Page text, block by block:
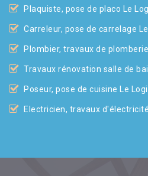
Plaquiste, pose de placo Le
Carreleur, pose de carrelage
Plombier, travaux de
Travaux rénovation salle de
Poseur, pose de cuisine Le
Electricien, travaux